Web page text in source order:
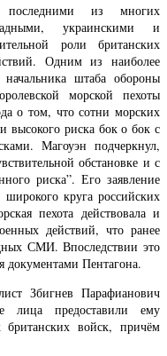
последними из многих
украинскими и
роли британских
Одним из наиболее
начальника штаба обороны
морской пехоты
о том, что сотни морских
высокого риска бок о бок с
Магоуэн подчеркнул,
обстановке и с
риска”. Его заявление
круга российских
пехота действовала и
действий, что ранее
СМИ. Впоследствии это
Пентагона.
Збигнев Парафианович
лица предоставили ему
войск, причём